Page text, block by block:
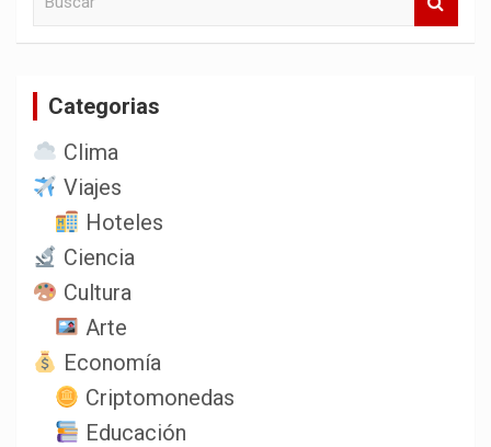
Categorias
Clima
Viajes
Hoteles
Ciencia
Cultura
Arte
Economía
Criptomonedas
Educación